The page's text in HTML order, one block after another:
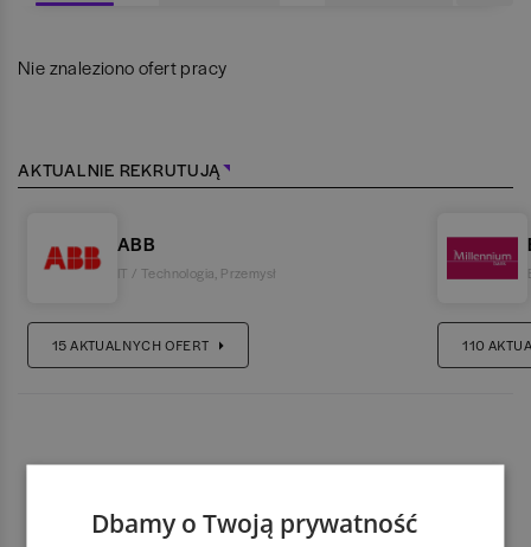
Nie znaleziono ofert pracy
AKTUALNIE REKRUTUJĄ
ABB
IT / Technologia Przemysł
15AKTUALNYCH OFERT 110
Dbamy o Twoją prywatność